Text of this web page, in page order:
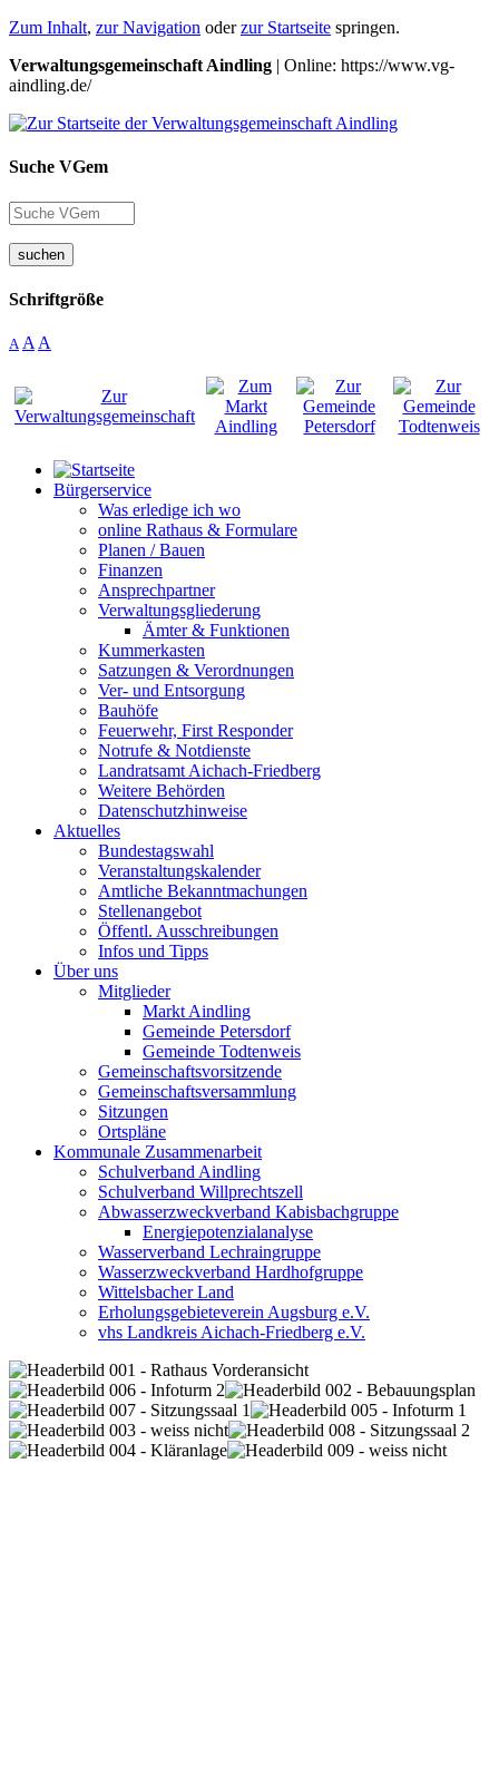
Zum Inhalt, zur Navigation oderzur Startseite springen.
Verwaltungsgemeinschaft Aindling | Online: https://www.vg-
aindling.de/
Suche VGem
suchen
Schriftgröße
A A A
Bürgerservice
Was erledige ich wo
online Rathaus & Formulare
Planen / Bauen
Finanzen
Ansprechpartner
Verwaltungsgliederung
Ämter & Funktionen
Kummerkasten
Satzungen & Verordnungen
Ver- und Entsorgung
Bauhöfe
Feuerwehr, First Responder
Notrufe & Notdienste
Landratsamt Aichach-Friedberg
Weitere Behörden
Datenschutzhinweise
Aktuelles
Bundestagswahl
Veranstaltungskalender
Amtliche Bekanntmachungen
Stellenangebot
Öffentl. Ausschreibungen
Infos und Tipps
Über uns
Mitglieder
Markt Aindling
Gemeinde Petersdorf
Gemeinde Todtenweis
Gemeinschaftsvorsitzende
Gemeinschaftsversammlung
Sitzungen
Ortspläne
Kommunale Zusammenarbeit
Schulverband Aindling
Schulverband Willprechtszell
Abwasserzweckverband Kabisbachgruppe
Energiepotenzialanalyse
Wasserverband Lechraingruppe
Wasserzweckverband Hardhofgruppe
Wittelsbacher Land
Erholungsgebieteverein Augsburg e.V.
vhs Landkreis Aichach-Friedberg e.V.